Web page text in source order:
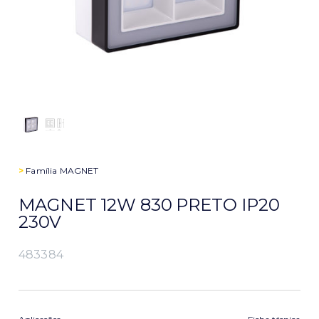
> Família MAGNET
MAGNET 12W 830 PRETO IP20
230V
483384